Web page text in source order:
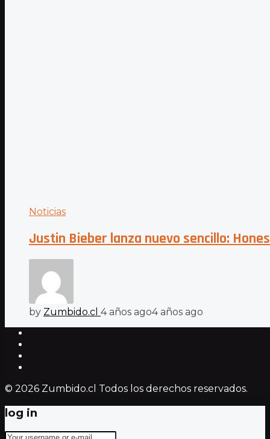
Noticias
Justin Bieber lanza nuevo sencillo:
by Zumbido.cl 4 años ago4 años ago
© 2026 Zumbido.cl Todos los derechos reservados.
log in